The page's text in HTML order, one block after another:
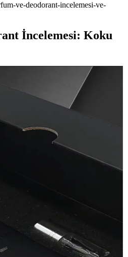
ve-deodorant-incelemesi-ve-
İncelemesi: Koku